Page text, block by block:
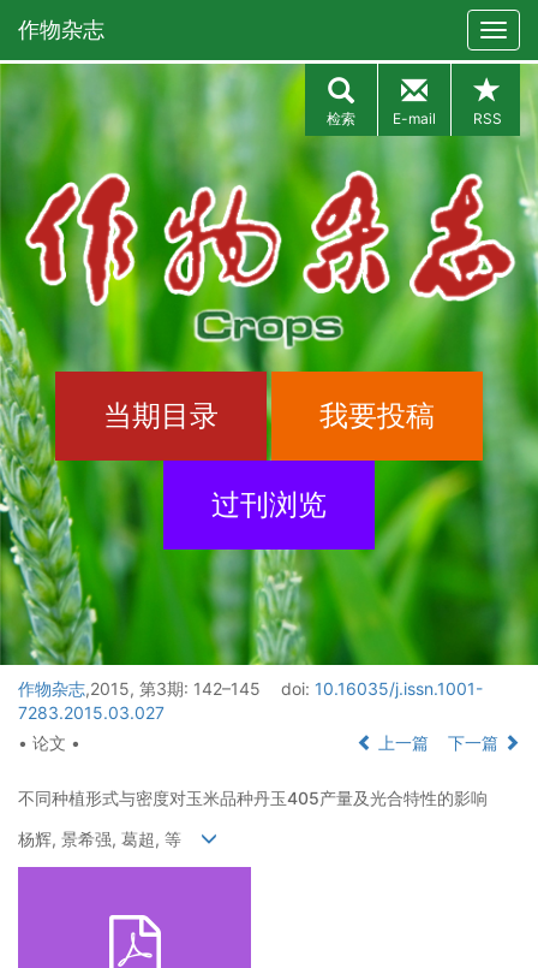
作物杂志
检索 E-mail RSS
当期目录 我要投稿
过刊浏览
作物杂志,2015, 第3期: 142–145 doi: 10.16035/j.issn.1001-
7283.2015.03.027
• 论文 •
上一篇 下一篇
不同种植形式与密度对玉米品种丹玉405产量及光合特性的影响
杨辉, 景希强, 葛超, 等